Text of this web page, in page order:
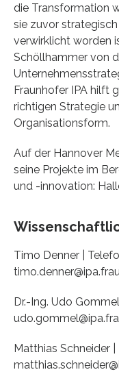
die Transformation
sie zuvor
verwirklicht worden
Schöllhammer von
Fraunhofer IPA hilft
richtigen Strategie
Organisationsform.
Auf der Hannover
seine Projekte im
und -innovation:
Timo Denner |
Dr.-Ing. Udo
Matthias Schneider |